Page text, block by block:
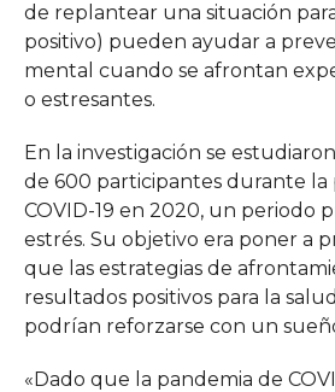
de replantear una situación
positivo) pueden ayudar a
mental cuando se afrontan
o estresantes.
En la investigación se
de 600 participantes durante la
COVID-19 en 2020, un periodo
estrés. Su objetivo era poner a
que las estrategias de
resultados positivos para la
podrían reforzarse con un
«Dado que la pandemia de